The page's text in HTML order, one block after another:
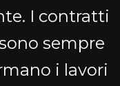
I contratti
sempre
i lavori